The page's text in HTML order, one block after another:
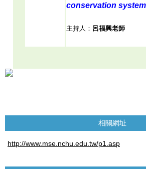
conservation system
主持人： 呂福興老師
相關網址
http://www.mse.nchu.edu.tw/p1.asp